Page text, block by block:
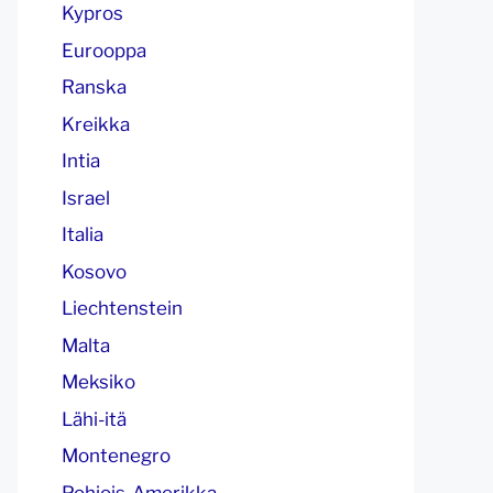
Kypros
Eurooppa
Ranska
Kreikka
Intia
Israel
Italia
Kosovo
Liechtenstein
Malta
Meksiko
Lähi-itä
Montenegro